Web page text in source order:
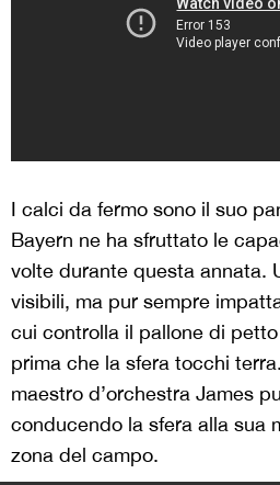
I calci da fermo sono il suo
Bayern ne ha sfruttato le
volte durante questa annata.
visibili, ma pur sempre
cui controlla il pallone di
prima che la sfera tocchi
maestro d’orchestra James
conducendo la sfera alla sua
zona del campo.